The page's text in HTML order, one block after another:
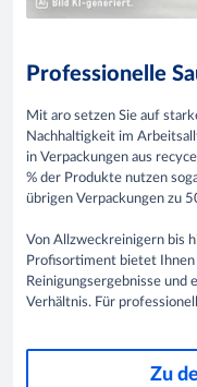
Professionelle
Mit aro setzen Sie auf
Nachhaltigkeit im
in Verpackungen aus
% der Produkte nutzen
übrigen Verpackungen zu
Von Allzweckreinigern bis
Profisortiment bietet
Reinigungsergebnisse und
Verhältnis. Für
Zu